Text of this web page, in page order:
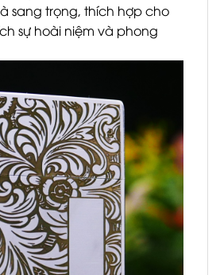
sang trọng, thích hợp cho
sự hoài niệm và phong